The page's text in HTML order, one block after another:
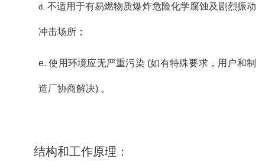
d.不适用于有易燃物质爆炸危险化学腐蚀及剧烈振动
冲击场所；
e. 使用环境应无严重污染 (如有特殊要求，用户和制
造厂协商解决) 。
结构和工作原理：